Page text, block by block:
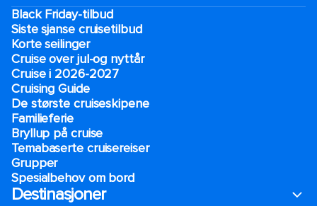
Black Friday-tilbud
Siste sjanse cruisetilbud
Korte seilinger
Cruise over jul-og nyttår
Cruise i 2026-2027
Cruising Guide
De største cruiseskipene
Familieferie
Bryllup på cruise
Temabaserte cruisereiser
Grupper
Spesialbehov om bord
Destinasjoner